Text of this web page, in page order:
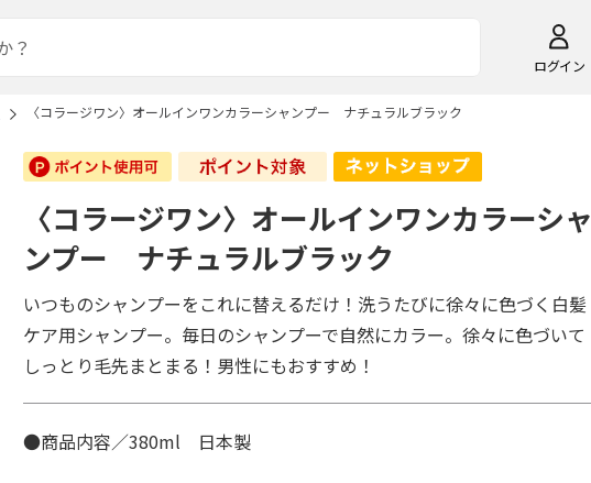
ログイン
〈コラージワン〉オールインワンカラーシャンプー ナチュラルブラック
〈コラージワン〉オールインワンカラーシャ
ンプー ナチュラルブラック
いつものシャンプーをこれに替えるだけ！洗うたびに徐々に色づく白髪
ケア用シャンプー。毎日のシャンプーで自然にカラー。徐々に色づいて
しっとり毛先まとまる！男性にもおすすめ！
●商品内容／380ml 日本製